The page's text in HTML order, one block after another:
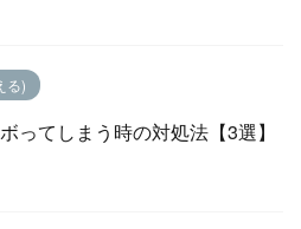
る)
ってしまう時の対処法【3選】